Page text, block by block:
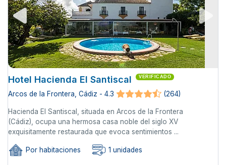
Hotel Hacienda El Santiscal VERIFICADO
Arcos de la Frontera, Cádiz - 4.3 (264)
Hacienda El Santiscal, situada en Arcos de la Frontera
(Cádiz), ocupa una hermosa casa noble del siglo XV
exquisitamente restaurada que evoca sentimientos ...
Por habitaciones 1 unidades